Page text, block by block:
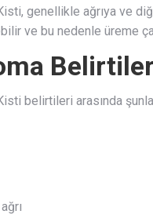
genellikle ağrıya ve
ve bu nedenle üreme
Belirtileri
belirtileri arasında